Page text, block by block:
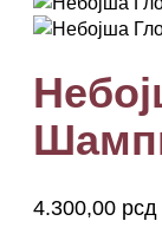
4.300,00 рсд